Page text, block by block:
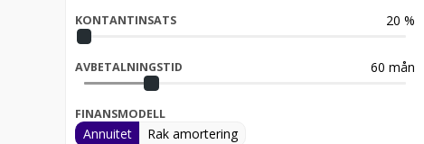
- Alla våra bilar inspekteras noga innan annonsering
- Möjlighet till reservation av bil via betalning av
- Vi erbjuder marknadens bästa garantier i upp till 48
- Betalning via Swish, banköverföring eller 30-dagars
KONTANTINSATS 20 %
AVBETALNINGSTID 60 mån
FINANSMODELL
Annuitet Rak amortering